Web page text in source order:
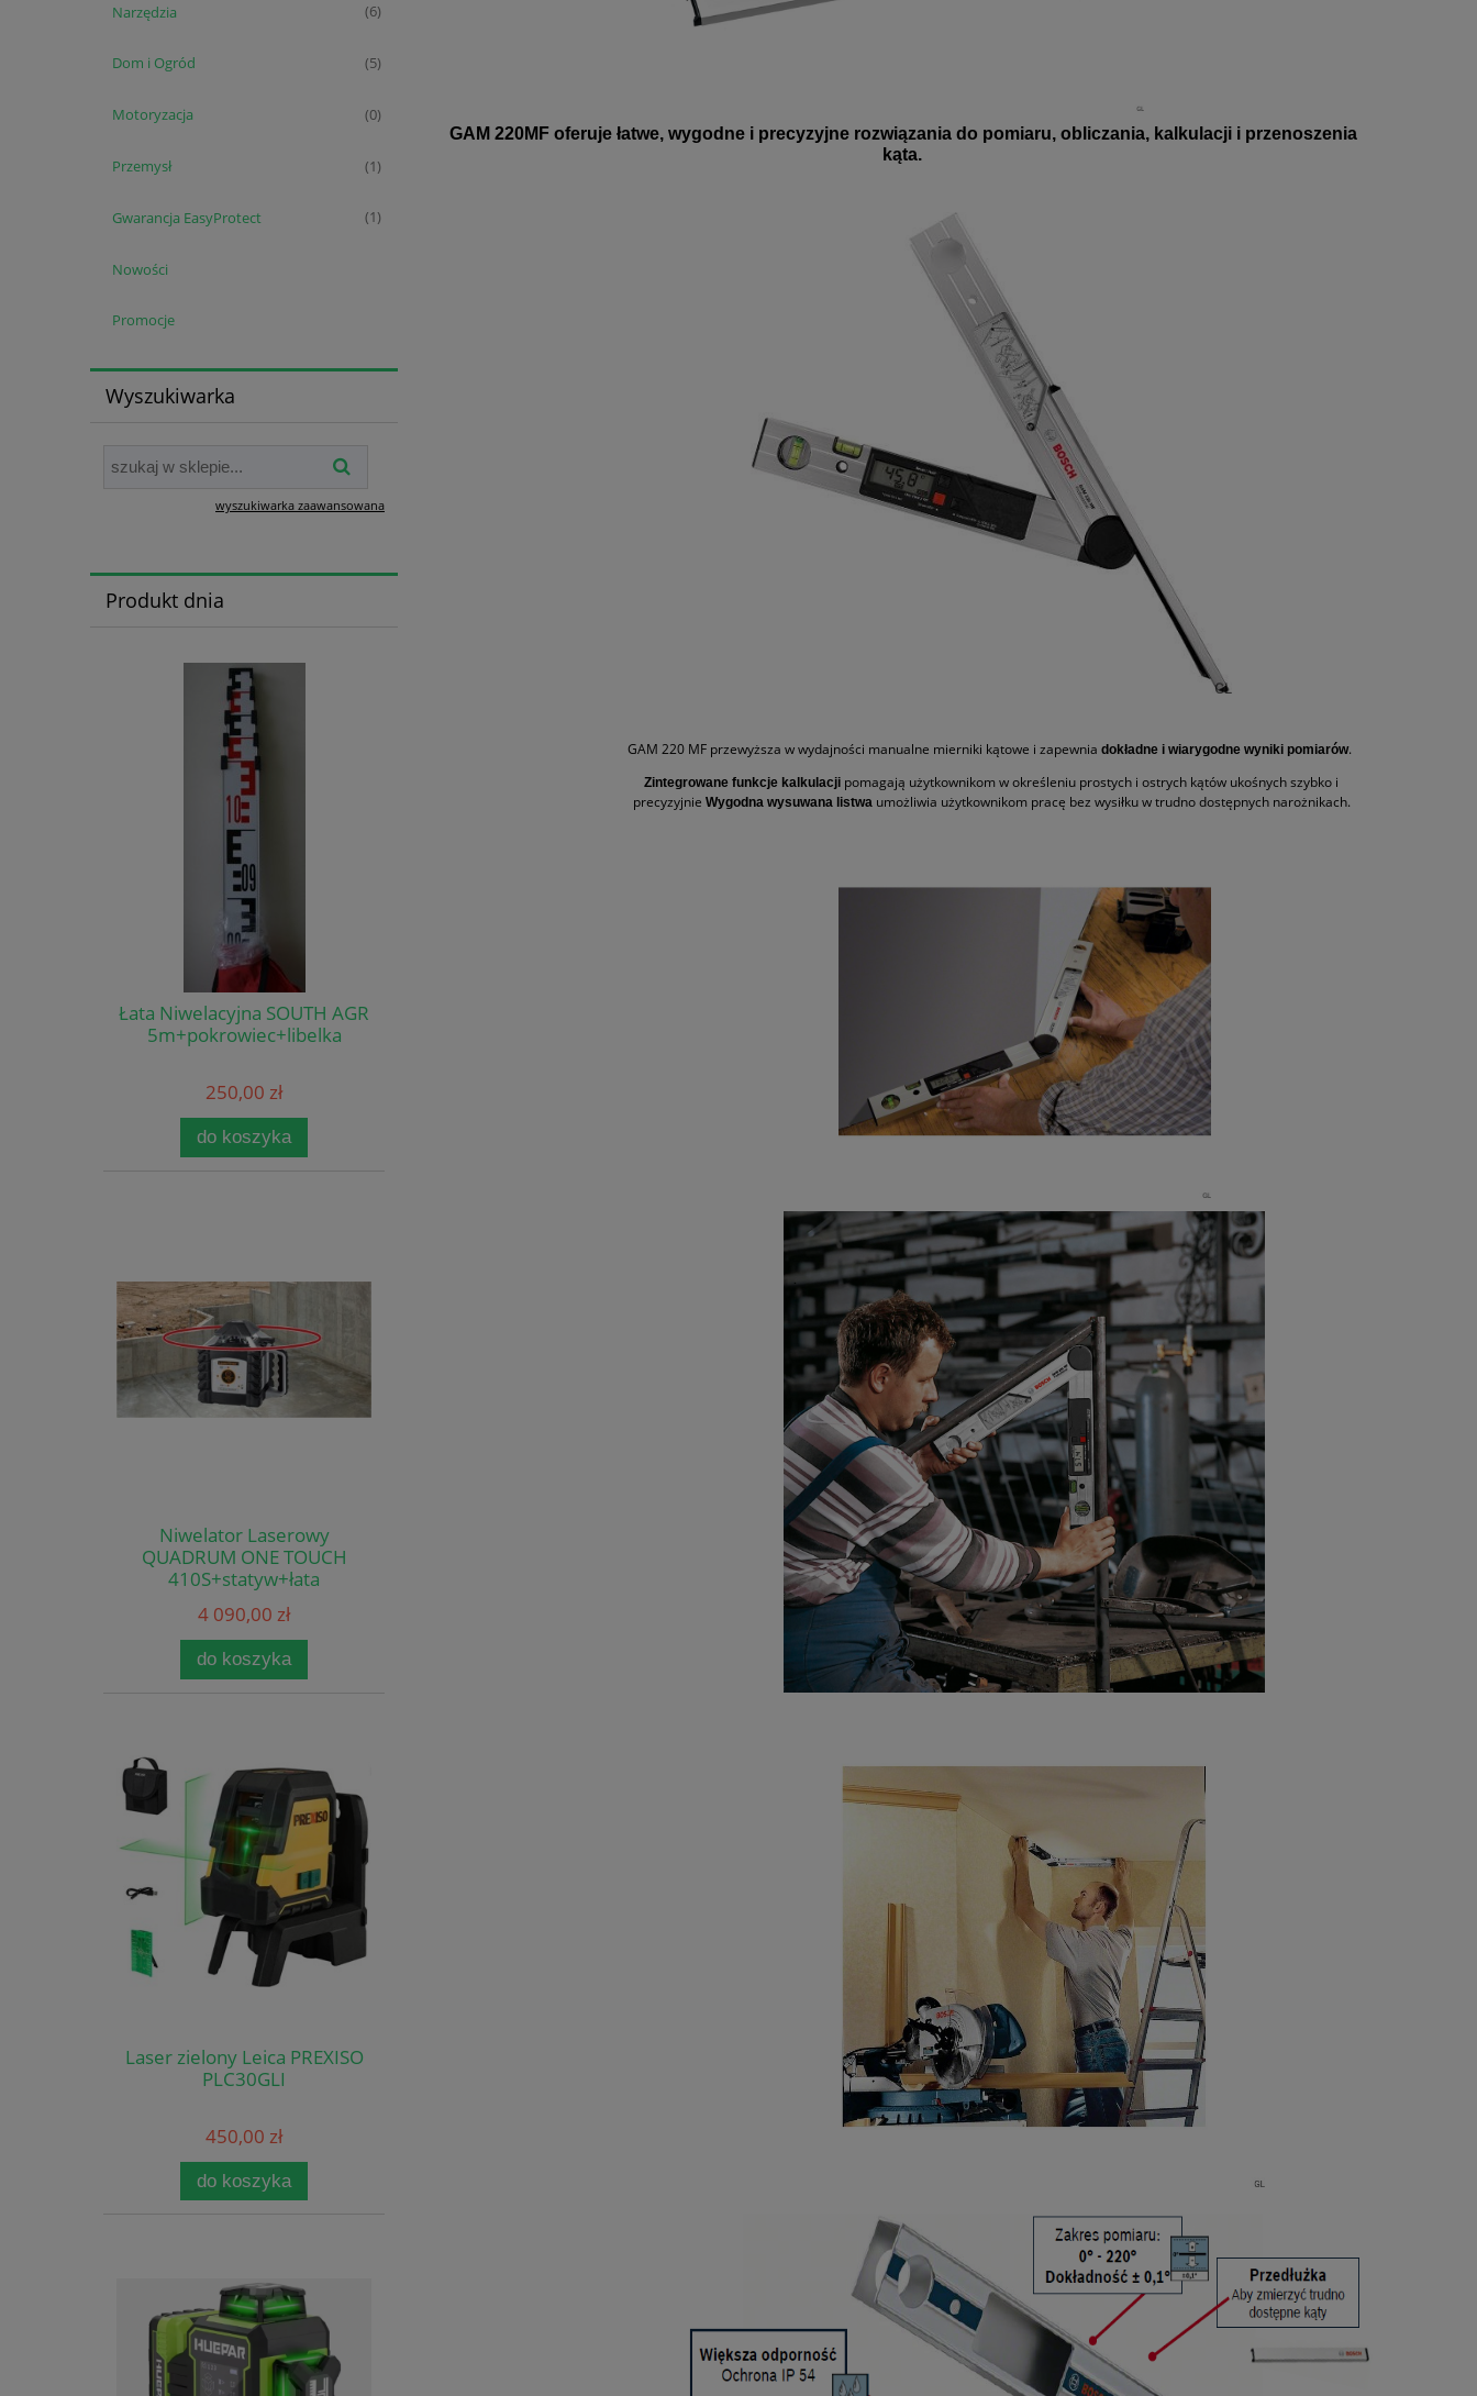
Narzędzia (6)
Dom i Ogród (5)
Motoryzacja (0)
Przemysł (1)
Gwarancja EasyProtect (1)
Nowości
Promocje
Wyszukiwarka
wyszukiwarka zaawansowana
Produkt dnia
Łata Niwelacyjna SOUTH AGR
5m+pokrowiec+libelka
250,00 zł
do koszyka
Niwelator Laserowy
QUADRUM ONE TOUCH
410S+statyw+łata
4 090,00 zł
do koszyka
Laser zielony Leica PREXISO
PLC30GLI
450,00 zł
do koszyka
GAM 220MF oferuje łatwe, wygodne i precyzyjne rozwiązania do pomiaru, obliczania, kalkulacji i przenoszenia
kąta.
GAM 220 MF przewyższa w wydajności manualne mierniki kątowe i zapewnia dokładne i wiarygodne wyniki pomiarów.
Zintegrowane funkcje kalkulacji pomagają użytkownikom w określeniu prostych i ostrych kątów ukośnych szybko i
precyzyjnie Wygodna wysuwana listwa umożliwia użytkownikom pracę bez wysiłku w trudno dostępnych narożnikach.